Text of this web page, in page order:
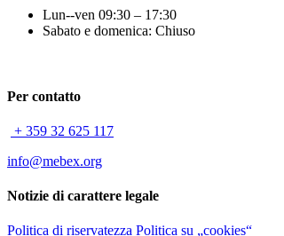
Lun--ven 09:30 – 17:30
Sabato e domenica: Chiuso
Per contatto
+ 359 32 625 117
info@mebex.org
Notizie di carattere legale
Politica di riservatezza Politica su „cookies“